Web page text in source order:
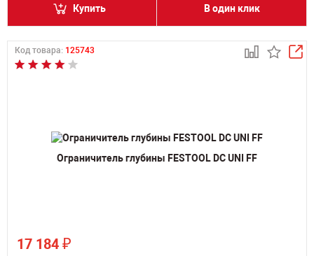
Купить В один клик
Код товара: 125743
Ограничитель глубины FESTOOL DC UNI FF
17 184 ₽